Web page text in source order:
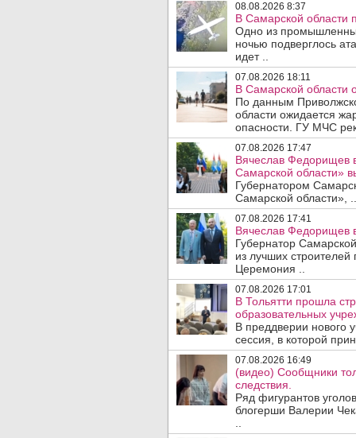
08.08.2026 8:37
В Самарской области
Одно из
ночью подверглось
идет ..
07.08.2026 18:11
В Самарской области
По данным
области ожидается
опасности. ГУ МЧС
07.08.2026 17:47
Вячеслав Федорищев
Самарской области»
Губернатором
Самарской области», ..
07.08.2026 17:41
Вячеслав Федорищев
Губернатор
из лучших
Церемония ..
07.08.2026 17:01
В Тольятти прошла
образовательных
В преддверии нового
сессия, в которой
07.08.2026 16:49
(видео) Сообщники
следствия.
Ряд фигурантов
блогерши Валерии